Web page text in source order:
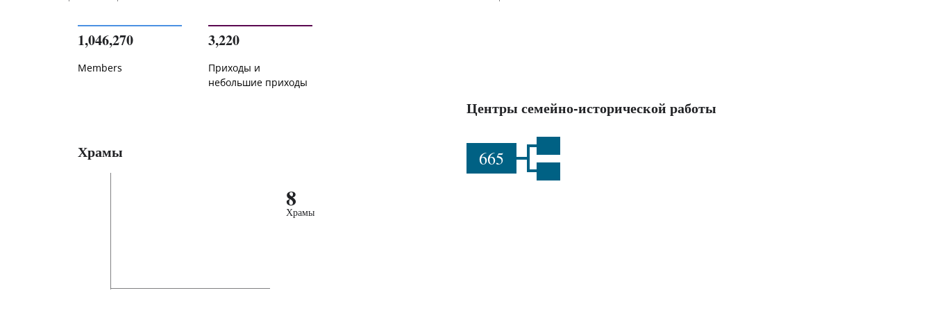
1,046,270
Members
3,220
Приходы и
небольшие приходы
Центры семейно-исторической работы
665
Храмы
8
Храмы